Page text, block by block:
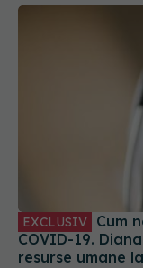
EXCLUSIV
COVID-19.
resurse umane